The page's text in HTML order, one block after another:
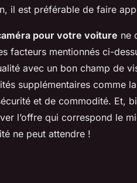
il est préférable de faire
pour votre voiture ne
facteurs mentionnés ci-
avec un bon champ de
supplémentaires comme
et de commodité. Et,
l’offre qui correspond le
ne peut attendre !